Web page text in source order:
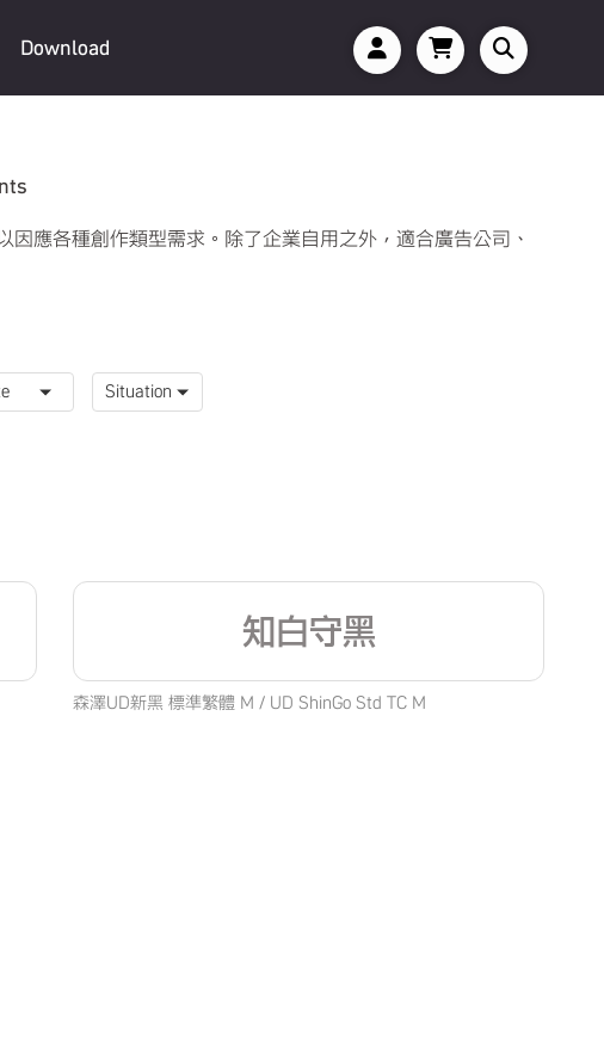
Download
應各種創作類型需求。除了企業自用之外，適合廣告公司、
知白守黑
森澤UD新黑 標準繁體 M / UD ShinGo Std TC M